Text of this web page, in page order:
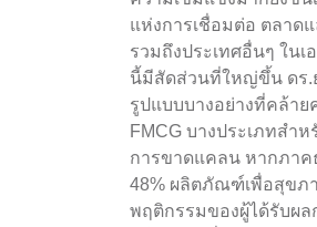
แห่งการเชื่อมต่อ ตลาด
รวมถึงประเทศอื่นๆ ใน
นี้มีสัดส่วนที่ใหญ่ขึ้น ดร.ย
รูปแบบบางอย่างที่คล้า
FMCG บางประเภทสำ
การขาดแคลน หากภา
48% ผลิตภัณฑ์เพื่อสุขภ
พฤติกรรมของผู้ได้รับผล